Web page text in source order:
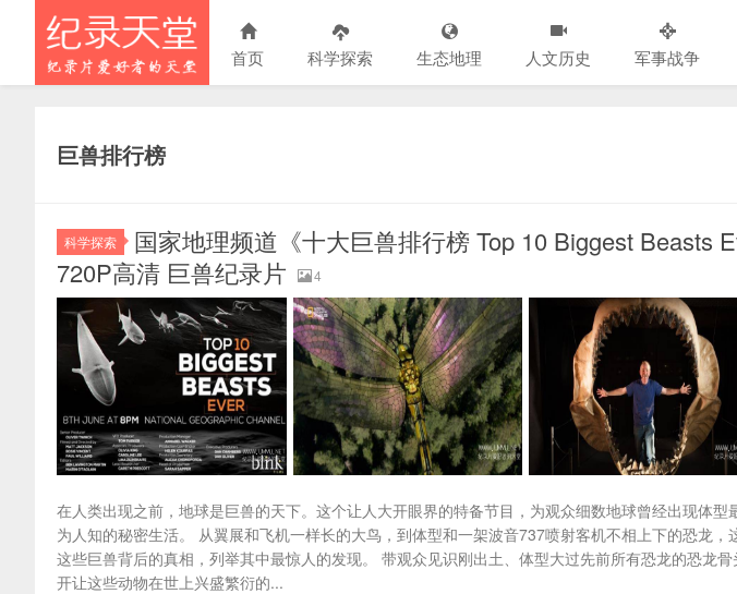
首页 科学探索 生态地理 人文历史 军事战争
巨兽排行榜
科学探索
国家地理频道《十大巨兽排行榜 Top 10 Biggest Beasts
720P高清 巨兽纪录片
4
在人类出现之前，地球是巨兽的天下。这个让人大开眼界的特备节目，为观众细数地球曾经出现体
为人知的秘密生活。 从翼展和飞机一样长的大鸟，到体型和一架波音737喷射客机不相上下的恐龙
这些巨兽背后的真相，列举其中最惊人的发现。 带观众见识刚出土、体型大过先前所有恐龙的恐龙
开让这些动物在世上兴盛繁衍的...